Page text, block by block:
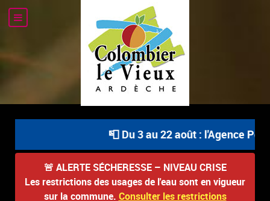
📮 Du 3 au 22 août : l'Agence
🚨 ALERTE SÉCHERESSE – NIVEAU CRISE
Les restrictions des usages de l'eau sont en vigueur
sur la commune. Consulter les restrictions